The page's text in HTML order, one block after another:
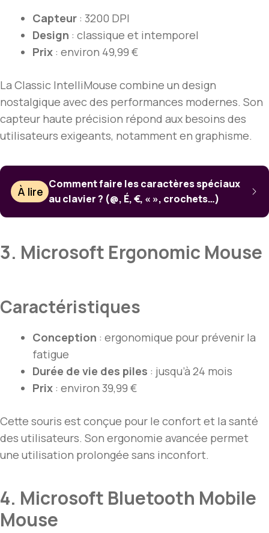
Capteur : 3200 DPI
Design : classique et intemporel
Prix : environ 49,99 €
La Classic IntelliMouse combine un design
nostalgique avec des performances modernes. Son
capteur haute précision répond aux besoins des
utilisateurs exigeants, notamment en graphisme.
À lire
Comment faire les caractères spéciaux
au clavier ? (@, É, €, « », crochets…)
3. Microsoft Ergonomic Mouse
Caractéristiques
Conception : ergonomique pour prévenir la
fatigue
Durée de vie des piles : jusqu’à 24 mois
Prix : environ 39,99 €
Cette souris est conçue pour le confort et la santé
des utilisateurs. Son ergonomie avancée permet
une utilisation prolongée sans inconfort.
4. Microsoft Bluetooth Mobile
Mouse